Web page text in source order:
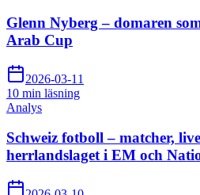
Glenn Nyberg – domaren
Arab Cup
2026-03-11
10 min läsning
Analys
Schweiz fotboll – matcher,
herrlandslaget i EM och